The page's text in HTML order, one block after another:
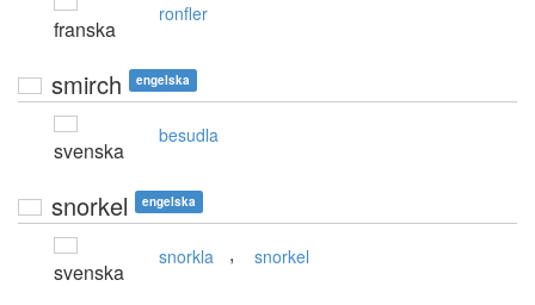
franska
ronfler
smirch engelska
svenska
besudla
snorkel engelska
svenska
snorkla , snorkel